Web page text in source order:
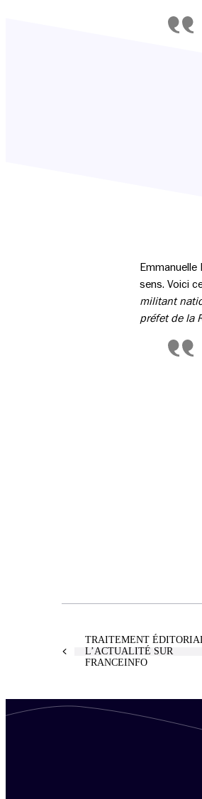
sens. Voici
militant
préfet de la
TRAITEMENT
L’ACTUALITÉ SUR
FRANCEINFO